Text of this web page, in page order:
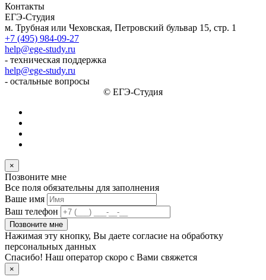
Контакты
ЕГЭ-Студия
м. Трубная или Чеховская, Петровский бульвар 15, стр. 1
+7 (495) 984-09-27
help@ege-study.ru
- техническая поддержка
help@ege-study.ru
- остальные вопросы
© ЕГЭ-Студия
×
Позвоните мне
Все поля обязательны для заполнения
Ваше имя
Ваш телефон
Позвоните мне
Нажимая эту кнопку, Вы даете согласие на обработку
персональных данных
Спасибо! Наш оператор скоро с Вами свяжется
×